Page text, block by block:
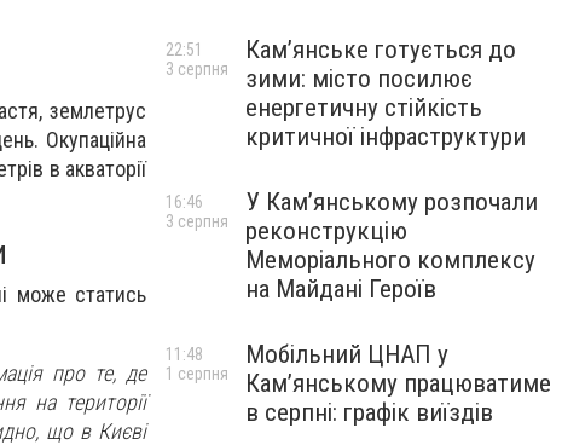
землетрус
Окупаційна
в акваторії
може статись
про те, де
на території
що в Києві
Кам’янське готується до
зими: місто посилює
енергетичну стійкість
критичної інфраструктури
22:51
3 серпня
У Кам’янському розпочали
реконструкцію
Меморіального комплексу
на Майдані Героїв
16:46
3 серпня
Мобільний ЦНАП у
Кам’янському працюватиме
в серпні: графік виїздів
11:48
1 серпня